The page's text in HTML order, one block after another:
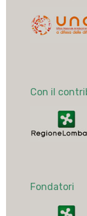
Con il
Fondatori